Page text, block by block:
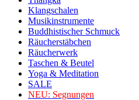
Klangschalen
Musikinstrumente
Buddhistischer Schmuck
Räucherstäbchen
Räucherwerk
Taschen & Beutel
Yoga & Meditation
SALE
NEU: Segnungen